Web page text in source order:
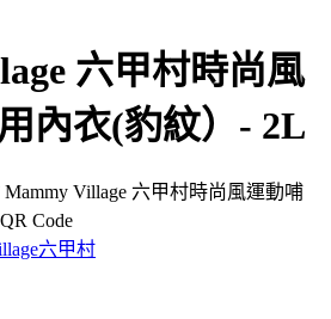
六甲村時尚風
內衣(豹紋）- 2L
六甲村